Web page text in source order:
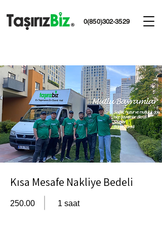
0(850)302-3529
Kısa Mesafe Nakliye Bedeli
250.00 1 saat